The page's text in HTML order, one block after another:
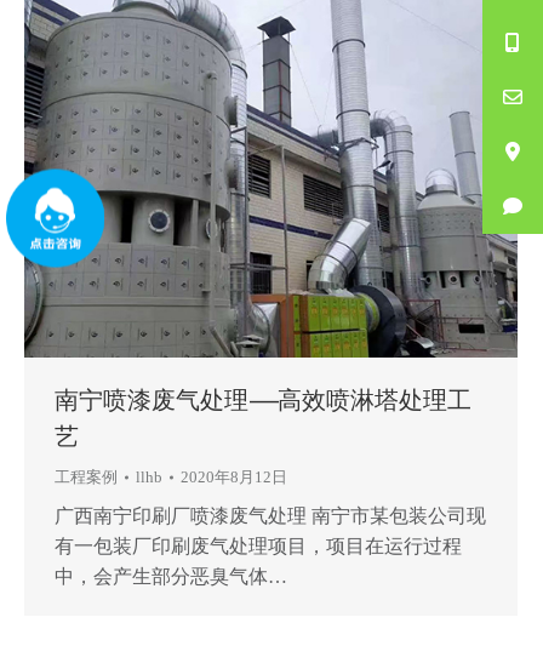
南宁喷漆废气处理——高效喷淋塔处理工
艺
工程案例 llhb 2020年8月12日
广西南宁印刷厂喷漆废气处理 南宁市某包装公司现
有一包装厂印刷废气处理项目，项目在运行过程
中，会产生部分恶臭气体…